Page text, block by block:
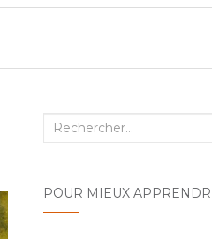
Recherche
POUR MIEUX